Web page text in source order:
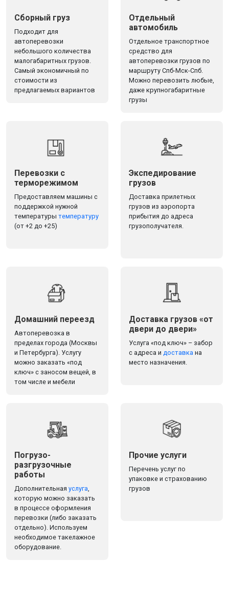
Сборный груз
Подходит для
автоперевозки
небольшого количества
малогабаритных грузов.
Самый экономичный по
стоимости из
предлагаемых вариантов
Отдельный
автомобиль
Отдельное транспортное
средство для
автоперевозки грузов по
маршруту Спб-Мск-Спб.
Можно перевозить любые,
даже крупногабаритные
грузы
Перевозки с
терморежимом
Предоставляем машины с
поддержкой нужной
температуры температуру
(от +2 до +25)
Экспедирование
грузов
Доставка прилетных
грузов из аэропорта
прибытия до адреса
грузополучателя.
Домашний переезд
Автоперевозка в
пределах города (Москвы
и Петербурга). Услугу
можно заказать «под
ключ» с заносом вещей, в
том числе и мебели
Доставка грузов «от
двери до двери»
Услуга «под ключ» – забор
с адреса и доставка на
место назначения.
Погрузо-
разгрузочные
работы
Дополнительная услуга
которую можно заказать
в процессе оформления
перевозки (либо заказать
отдельно). Используем
необходимое такелажное
оборудование.
Прочие услуги
Перечень услуг по
упаковке и страхованию
грузов